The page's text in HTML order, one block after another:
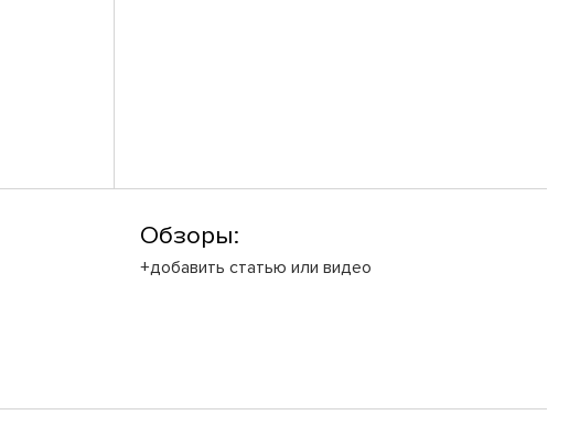
Обзоры:
+добавить статью или видео